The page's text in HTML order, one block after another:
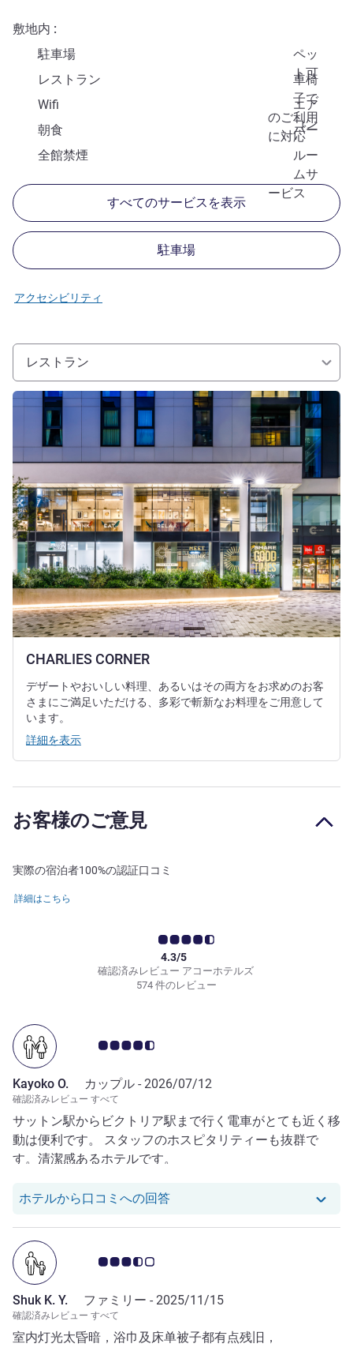
敷地内
駐車場
ペッ
ト可
レストラン
車椅
子で
のご利用
に対応
Wifi
エア
コン
朝食
バー
全館禁煙
ルー
ムサ
ービス
すべてのサービスを表示
駐車場
アクセシビリティ
レストラン
CHARLIES CORNER
詳細を表示
デザートやおいしい料理、あるいはその両方をお求めのお客
さまにご満足いただける、多彩で斬新なお料理をご用意して
います。
詳細を表示
お客様のご意見
実際の宿泊者100%の認証口コミ
詳細はこちら
確認済みレビュー アコーホテルズ
4.3/5
574 件のレビュー
お客さまの声 4.5/5
Kayoko O. カップル - 2026/07/12
確認済みレビュー すべて
サットン駅からビクトリア駅まで行く電車がとても近く移
動は便利です。 スタッフのホスピタリティーも抜群で
す。清潔感あるホテルです。
ホテルから口コミへの回答Kayoko O. さんのレビューへの
お客さまの声 3.5/5
Shuk K. Y. ファミリー - 2025/11/15
確認済みレビュー すべて
室内灯光太昏暗，浴巾及床单被子都有点残旧，